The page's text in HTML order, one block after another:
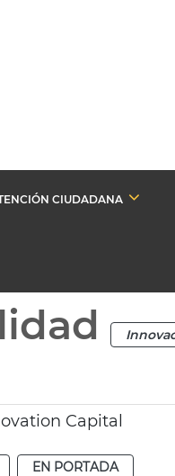
CIUDADANA
Capital
EN PORTADA